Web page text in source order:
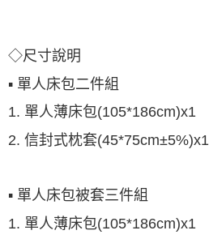
◇尺寸說明
▪ 單人床包二件組
1. 單人薄床包(105*186cm)x1
2. 信封式枕套(45*75cm±5%)x1
▪ 單人床包被套三件組
1. 單人薄床包(105*186cm)x1